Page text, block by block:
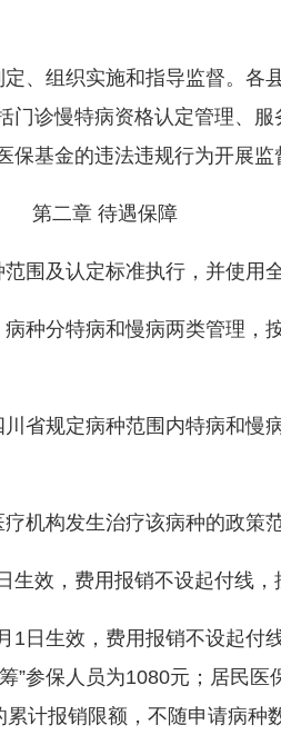
组织实施和指导监督。各县
诊慢特病资格认定管理、
基金的违法违规行为开展监
第二章 待遇保障
及认定标准执行，并使用全
分特病和慢病两类管理，
规定病种范围内特病和慢
构发生治疗该病种的政策范
，费用报销不设起付线，
生效，费用报销不设起付
”参保人员为1080元；居民
计报销限额，不随申请病种